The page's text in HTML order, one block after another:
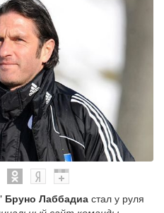
Бруно Лаббадиа стал у руля